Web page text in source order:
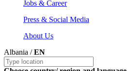
Jobs & Career
Press & Social Media
About Us
Albania /EN